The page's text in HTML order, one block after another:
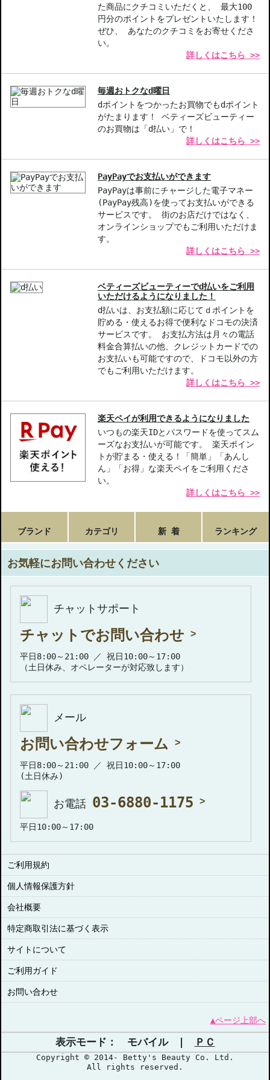
JAN/UPC：0887167533349
肌の透明感・薄づき
た商品にクチコミいただくと、 最大100
円分のポイントをプレゼントいたします！
ぜひ、 あなたのクチコミをお寄せくださ
い。
詳しくはこちら >>
毎週おトクなd曜日
dポイントをつかったお買物でもdポイント
がたまります！ ベティーズビューティー
のお買物は「d払い」で！
詳しくはこちら >>
PayPayでお支払いができます
PayPayは事前にチャージした電子マネー
(PayPay残高)を使ってお支払いができる
サービスです。 街のお店だけではなく、
オンラインショップでもご利用いただけま
す。
詳しくはこちら >>
ベティーズビューティーでd払いをご利用
いただけるようになりました！
d払いは、お支払額に応じてｄポイントを
貯める・使えるお得で便利なドコモの決済
サービスです。 お支払方法は月々の電話
料金合算払いの他、クレジットカードでの
お支払いも可能ですので、ドコモ以外の方
でもご利用いただけます。
詳しくはこちら >>
楽天ペイが利用できるようになりました
いつもの楽天IDとパスワードを使ってスム
ーズなお支払いが可能です。 楽天ポイン
トが貯まる・使える！「簡単」「あんし
ん」「お得」な楽天ペイをご利用くださ
い。
詳しくはこちら >>
ブランド カテゴリ 新 着 ランキング
お気軽にお問い合わせください
チャットサポート
チャットでお問い合わせ
平日8:00～21:00 ／ 祝日10:00～17:00
（土日休み、オペレーターが対応致します）
メール
お問い合わせフォーム
平日8:00～21:00 ／ 祝日10:00～17:00
(土日休み)
お電話 03-6880-1175
平日10:00～17:00
ご利用規約
個人情報保護方針
会社概要
特定商取引法に基づく表示
サイトについて
ご利用ガイド
お問い合わせ
▲ページ上部へ
表示モード： モバイル | ＰＣ
Copyright © 2014- Betty's Beauty Co. Ltd.
All rights reserved.